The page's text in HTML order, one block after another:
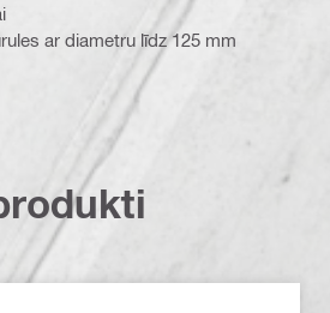
ar diametru līdz 125 mm